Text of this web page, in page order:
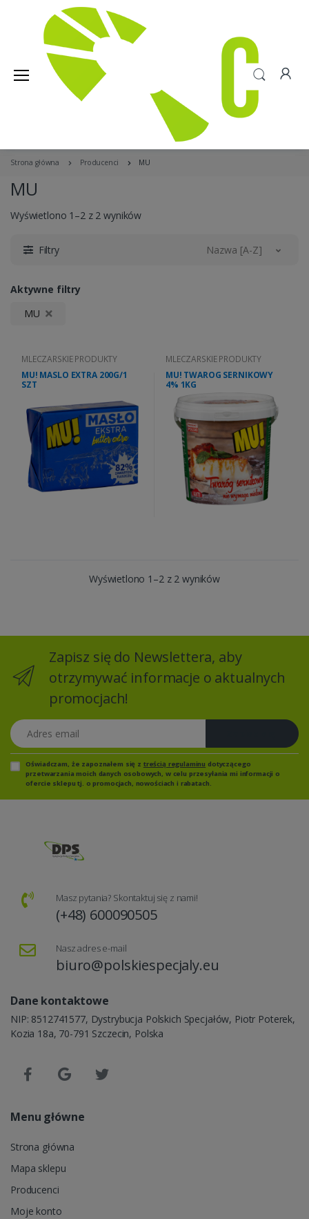
Strona główna Producenci MU
MU
Wyświetlono 1–2 z 2 wyników
Filtry Nazwa [A-Z]
Aktywne filtry
MU
MLECZARSKIE PRODUKTY
MU! MASLO EXTRA 200G/1
SZT
MLECZARSKIE PRODUKTY
MU! TWAROG SERNIKOWY
4% 1KG
Wyświetlono 1–2 z 2 wyników
Zapisz się do Newslettera, aby
otrzymywać informacje o aktualnych
promocjach!
Adres email
Oświadczam, że zapoznałem się z treścią regulaminu dotyczącego
przetwarzania moich danych osobowych, w celu przesyłania mi informacji o
ofercie sklepu tj. o promocjach, nowościach i rabatach.
Masz pytania? Skontaktuj się z nami!
(+48) 600090505
Nasz adres e-mail
biuro@polskiespecjaly.eu
Dane kontaktowe
NIP: 8512741577, Dystrybucja Polskich Specjałów, Piotr Poterek,
Kozia 18a, 70-791 Szczecin, Polska
Menu główne
Strona główna
Mapa sklepu
Producenci
Moje konto